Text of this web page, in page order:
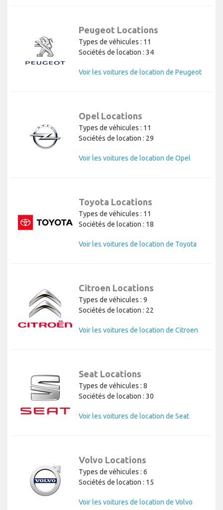
Peugeot Locations
Types de véhicules : 11
Sociétés de location : 34
Voir les voitures de location de Peugeot
Opel Locations
Types de véhicules : 11
Sociétés de location : 29
Voir les voitures de location de Opel
Toyota Locations
Types de véhicules : 11
Sociétés de location : 18
Voir les voitures de location de Toyota
Citroen Locations
Types de véhicules : 9
Sociétés de location : 22
Voir les voitures de location de Citroen
Seat Locations
Types de véhicules : 8
Sociétés de location : 30
Voir les voitures de location de Seat
Volvo Locations
Types de véhicules : 6
Sociétés de location : 15
Voir les voitures de location de Volvo